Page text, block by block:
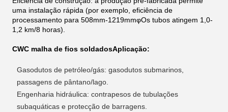
uma instalação rápida (por exemplo, eficiência de
processamento para 508mm-1219mmφOs tubos atingem 1,0-
1,2 km/8 horas).
CWC malha de fios soldadosAplicação:
Gasodutos de petróleo/gás: gasodutos submarinos,
passagens de pântano/lago.
Engenharia hidráulica: contrapesos de tubulações
subaquáticas e protecção de barragens.